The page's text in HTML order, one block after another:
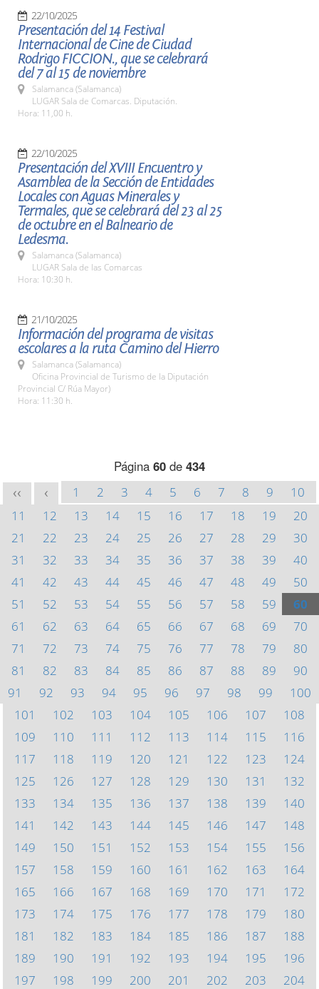
22/10/2025
Presentación del 14 Festival
Internacional de Cine de Ciudad
Rodrigo FICCION., que se celebrará
del 7 al 15 de noviembre
Salamanca (Salamanca)
LUGAR Sala de Comarcas. Diputación.
Hora: 11,00 h.
22/10/2025
Presentación del XVIII Encuentro y
Asamblea de la Sección de Entidades
Locales con Aguas Minerales y
Termales, que se celebrará del 23 al 25
de octubre en el Balneario de
Ledesma.
Salamanca (Salamanca)
LUGAR Sala de las Comarcas
Hora: 10:30 h.
21/10/2025
Información del programa de visitas
escolares a la ruta Camino del Hierro
Salamanca (Salamanca)
Oficina Provincial de Turismo de la Diputación
Provincial C/ Rúa Mayor)
Hora: 11:30 h.
Página 60 de 434
<< < 1 2 3 4 5 6 7 8 9
10
11
12 13 14 15 16 17 18 19
20
21
22 23 24 25 26 27 28 29
30
31
32 33 34 35 36 37 38 39
40
41
42 43 44 45 46 47 48 49
50
51
52 53 54 55 56 57 58 59
60
61
62 63 64 65 66 67 68 69
70
71
72 73 74 75 76 77 78 79
80
81
82 83 84 85 86 87 88 89
90
91
92 93 94 95 96 97 98 99
100
101
102 103 104 105 106 107
108
109
110 111 112 113 114 115
116
117
118 119 120 121 122 123
124
125
126 127 128 129 130 131
132
133
134 135 136 137 138 139
140
141
142 143 144 145 146 147
148
149
150 151 152 153 154 155
156
157
158 159 160 161 162 163
164
165
166 167 168 169 170 171
172
173
174 175 176 177 178 179
180
181
182 183 184 185 186 187
188
189
190 191 192 193 194 195
196
197
198 199 200 201 202 203
204